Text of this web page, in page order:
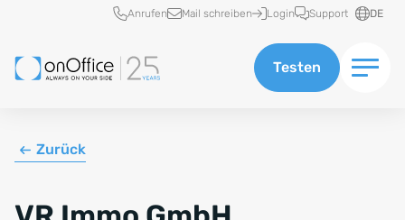
Schnellzugriff
Anrufen Mail schreiben Login Support DE
Testen
Zurück